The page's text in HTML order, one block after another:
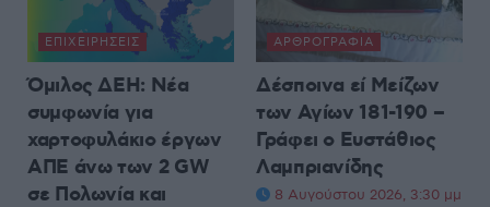
ΕΠΙΧΕΙΡΉΣΕΙΣ
Όμιλος ΔΕΗ: Νέα
συμφωνία για
χαρτοφυλάκιο έργων
ΑΠΕ άνω των 2 GW
σε Πολωνία και
ΑΡΘΡΟΓΡΑΦΊΑ
Δέσποινα εί Μείζων
των Αγίων 181-190 –
Γράφει ο Ευστάθιος
Λαμπριανίδης
8 Αυγούστου 2026, 3:30 μμ